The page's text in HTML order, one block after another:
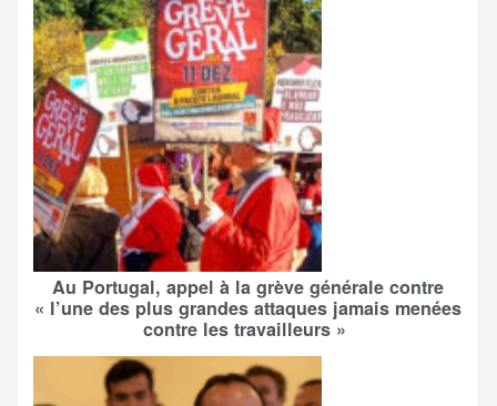
Au Portugal, appel à la grève générale contre
« l’une des plus grandes attaques jamais menées
contre les travailleurs »